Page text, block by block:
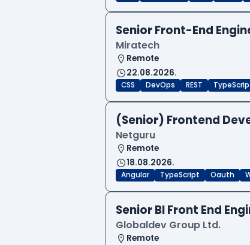
Senior Front-End
Miratech
Remote
22.08.2026.
CSS DevOps REST
(Senior) Frontend
Netguru
Remote
18.08.2026.
Angular TypeScript Oauth
Senior BI Front End
Globaldev Group Ltd.
Remote